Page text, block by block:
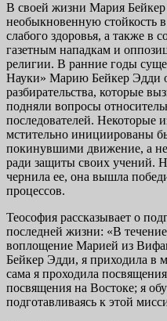
В своей жизни Мария
необыкновенную стойкость
слабого здоровья, а также в
газетным нападкам и
религии. В ранние годы
Науки» Марию Бейкер Эдди
разбирательства, которые
подняли вопросы
последователей. Некоторые
мсти­тельно инициированы
покинувшими движение, а
ради защиты своих учений.
чернила ее, она вышла
процессов.
Теософия рассказывает о
последней жизни: «В
воплощение Марией из
Бейкер Эдди, я приходила в
сама я проходила
посвящения на Востоке; я
подготавливаясь к этой